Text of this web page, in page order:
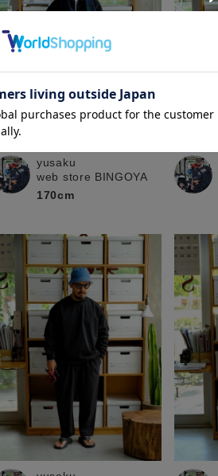
yusaku
web store BINGOYA
170cm